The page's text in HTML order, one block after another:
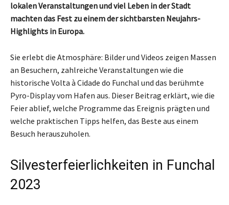
lokalen Veranstaltungen und viel Leben in der Stadt
machten das Fest zu einem der sichtbarsten Neujahrs-
Highlights in Europa.
Sie erlebt die Atmosphäre: Bilder und Videos zeigen Massen
an Besuchern, zahlreiche Veranstaltungen wie die
historische Volta à Cidade do Funchal und das berühmte
Pyro-Display vom Hafen aus. Dieser Beitrag erklärt, wie die
Feier ablief, welche Programme das Ereignis prägten und
welche praktischen Tipps helfen, das Beste aus einem
Besuch herauszuholen.
Silvesterfeierlichkeiten in Funchal
2023